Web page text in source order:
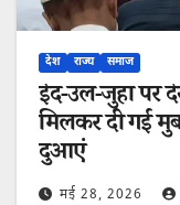
देश राज्य समाज
ईद-उल-जुहा पर
मिलकर दी गई
दुआएं
मई 28, 2026